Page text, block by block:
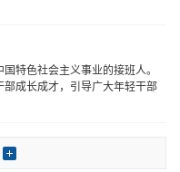
特色社会主义事业的接班人。
成长成才，引导广大年轻干部
振兴第一线、服务群众最前